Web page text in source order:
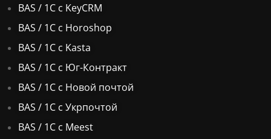
BAS / 1С с KeyCRM
BAS / 1С с Horoshop
BAS / 1С с Kasta
BAS / 1С с Юг-Контракт
BAS / 1С с Новой почтой
BAS / 1С с Укрпочтой
BAS / 1С с Meest